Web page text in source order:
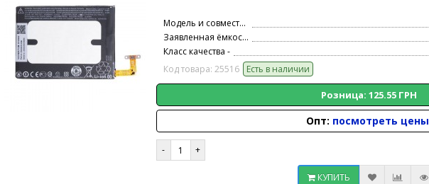
Модель и совместимость -
Заявленная ёмкость -
Класс качества -
Код товара: 25516
Есть в наличии
Розница: 125.55 ГРН
Опт: посмотреть цены
КУПИТЬ